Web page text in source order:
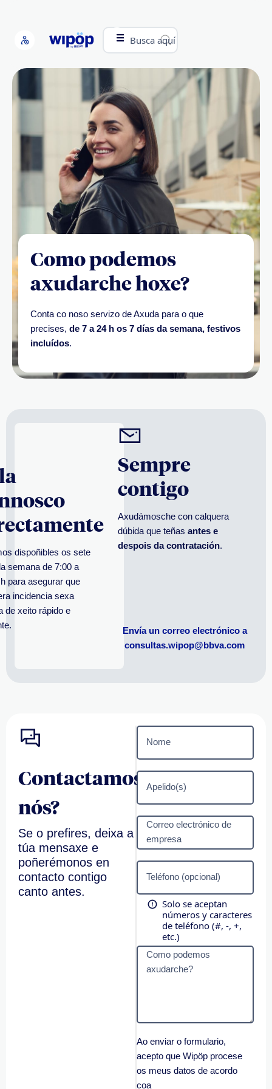
Busca aquí
Como podemos
axudarche hoxe?
Conta co noso servizo de Axuda para o que
precises, de 7 a 24 h os 7 días da semana, festivos
incluídos.
dispoñibles os sete
semana de 7:00 a
para asegurar que
incidencia sexa
de xeito rápido e
Sempre
contigo
Axudámosche con calquera
dúbida que teñasantes e
despois da contratación.
Envía un correo electrónico a
consultas.wipop@bbva.com
Contactamos
nós?
Se o prefires, deixa a
túa mensaxe e
poñerémonos en
contacto contigo
canto antes.
Nome
Apelido(s)
Correo electrónico de
empresa
Teléfono (opcional)
Solo se aceptan
números y caracteres
de teléfono (#, -, +,
etc.)
Como podemos
axudarche?
Ao enviar o formulario,
acepto que Wipöp procese
os meus datos de acordo
coa